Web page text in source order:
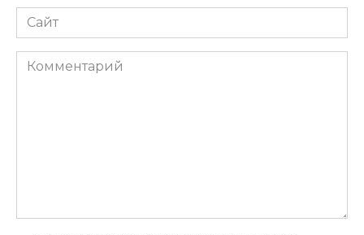
Сайт
Комментарий